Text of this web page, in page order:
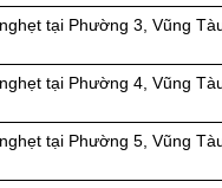
tại Phường 3, Vũng
tại Phường 4, Vũng
tại Phường 5, Vũng